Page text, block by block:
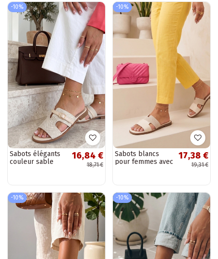
-10%
Sabots élégants
couleur sable
16,84 €
18,71 €
-10%
Sabots blancs
pour femmes avec
17,38 €
19,31 €
-10% -10%